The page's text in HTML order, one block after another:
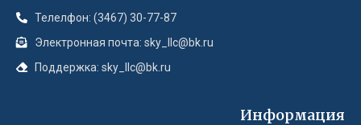
Телелфон: (3467) 30-77-87
Электронная почта: sky_llc@bk.ru
Поддержка: sky_llc@bk.ru
Информация